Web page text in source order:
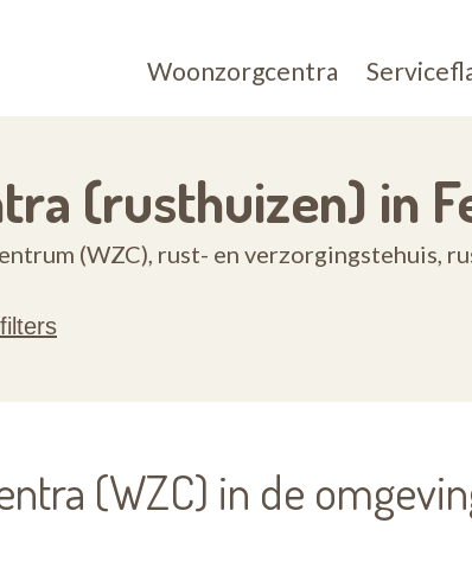
Woonzorgcentra
(rusthuizen) in
(WZC), rust- en verzorgingstehuis,
(WZC) in de